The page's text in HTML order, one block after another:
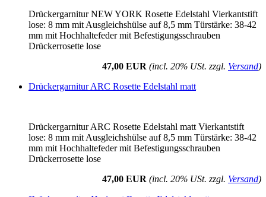
Drückergarnitur NEW YORK Rosette Edelstahl Vierkantstift
lose: 8 mm mit Ausgleichshülse auf 8,5 mm Türstärke: 38-42
mm mit Hochhaltefeder mit Befestigungsschrauben
Drückerrosette lose
47,00 EUR (incl. 20% USt. zzgl. Versand)
Drückergarnitur ARC Rosette Edelstahl matt
Drückergarnitur ARC Rosette Edelstahl matt Vierkantstift
lose: 8 mm mit Ausgleichshülse auf 8,5 mm Türstärke: 38-42
mm mit Hochhaltefeder mit Befestigungsschrauben
Drückerrosette lose
47,00 EUR (incl. 20% USt. zzgl. Versand)